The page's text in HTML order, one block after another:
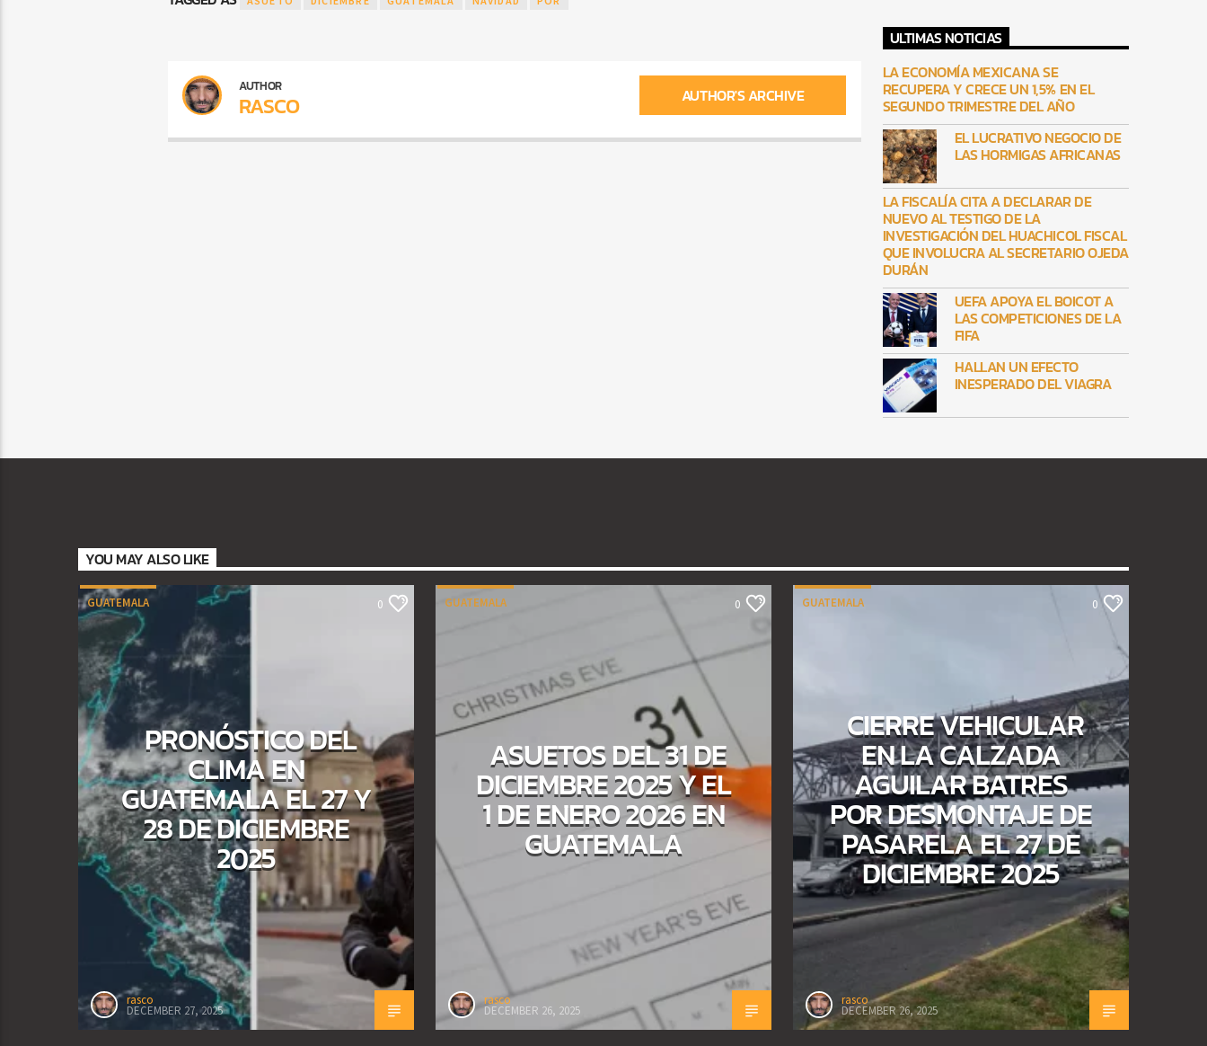
AUTHOR
RASCO AUTHOR'S ARCHIVE
ULTIMAS NOTICIAS
LA ECONOMÍA MEXICANA SE
RECUPERA Y CRECE UN 1,5% EN EL
SEGUNDO TRIMESTRE DEL AÑO
EL LUCRATIVO NEGOCIO DE
LAS HORMIGAS AFRICANAS
LA FISCALÍA CITA A DECLARAR DE
NUEVO AL TESTIGO DE LA
INVESTIGACIÓN DEL HUACHICOL FISCAL
QUE INVOLUCRA AL SECRETARIO OJEDA
DURÁN
UEFA APOYA EL BOICOT A
LAS COMPETICIONES DE LA
FIFA
HALLAN UN EFECTO
INESPERADO DEL VIAGRA
YOU MAY ALSO LIKE
GUATEMALA 0
PRONÓSTICO DEL
CLIMA EN
GUATEMALA EL 27 Y
28 DE DICIEMBRE
2025
rasco
DECEMBER 27, 2025
GUATEMALA 0
ASUETOS DEL 31 DE
DICIEMBRE 2025 Y EL
1 DE ENERO 2026 EN
GUATEMALA
rasco
DECEMBER 26, 2025
GUATEMALA 0
CIERRE VEHICULAR
EN LA CALZADA
AGUILAR BATRES
POR DESMONTAJE DE
PASARELA EL 27 DE
DICIEMBRE 2025
rasco
DECEMBER 26, 2025